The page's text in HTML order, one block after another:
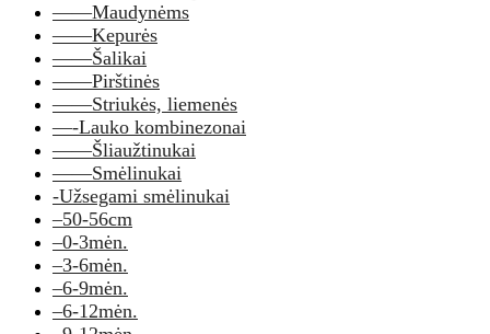
——Maudynėms
——Kepurės
——Šalikai
——Pirštinės
——Striukės, liemenės
—-Lauko kombinezonai
——Šliaužtinukai
——Smėlinukai
-Užsegami smėlinukai
–50-56cm
–0-3mėn.
–3-6mėn.
–6-9mėn.
–6-12mėn.